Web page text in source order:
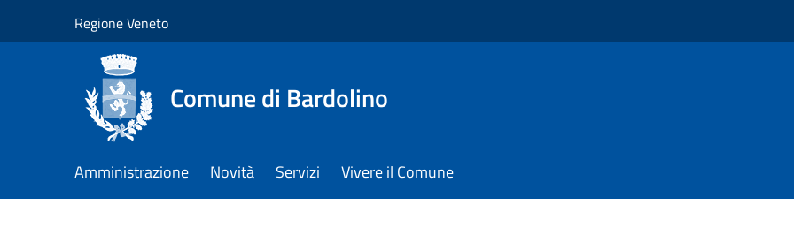
Regione Veneto
Comune di Bardolino
Amministrazione Novità Servizi Vivere il Comune